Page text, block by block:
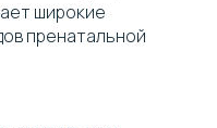
широкие
пренатальной